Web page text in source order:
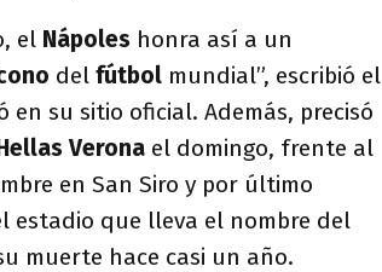
el Nápoles honra así a un
del fútbol mundial”, escribió el
en su sitio oficial. Además, precisó
Verona el domingo, frente al
en San Siro y por último
estadio que lleva el nombre del
muerte hace casi un año.